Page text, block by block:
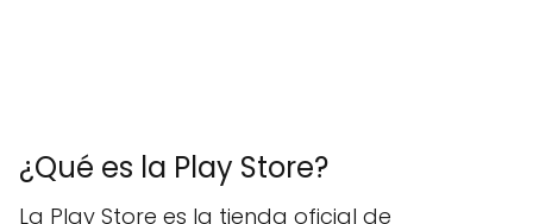
¿Qué es la Play Store?
La Play Store es la tienda oficial de